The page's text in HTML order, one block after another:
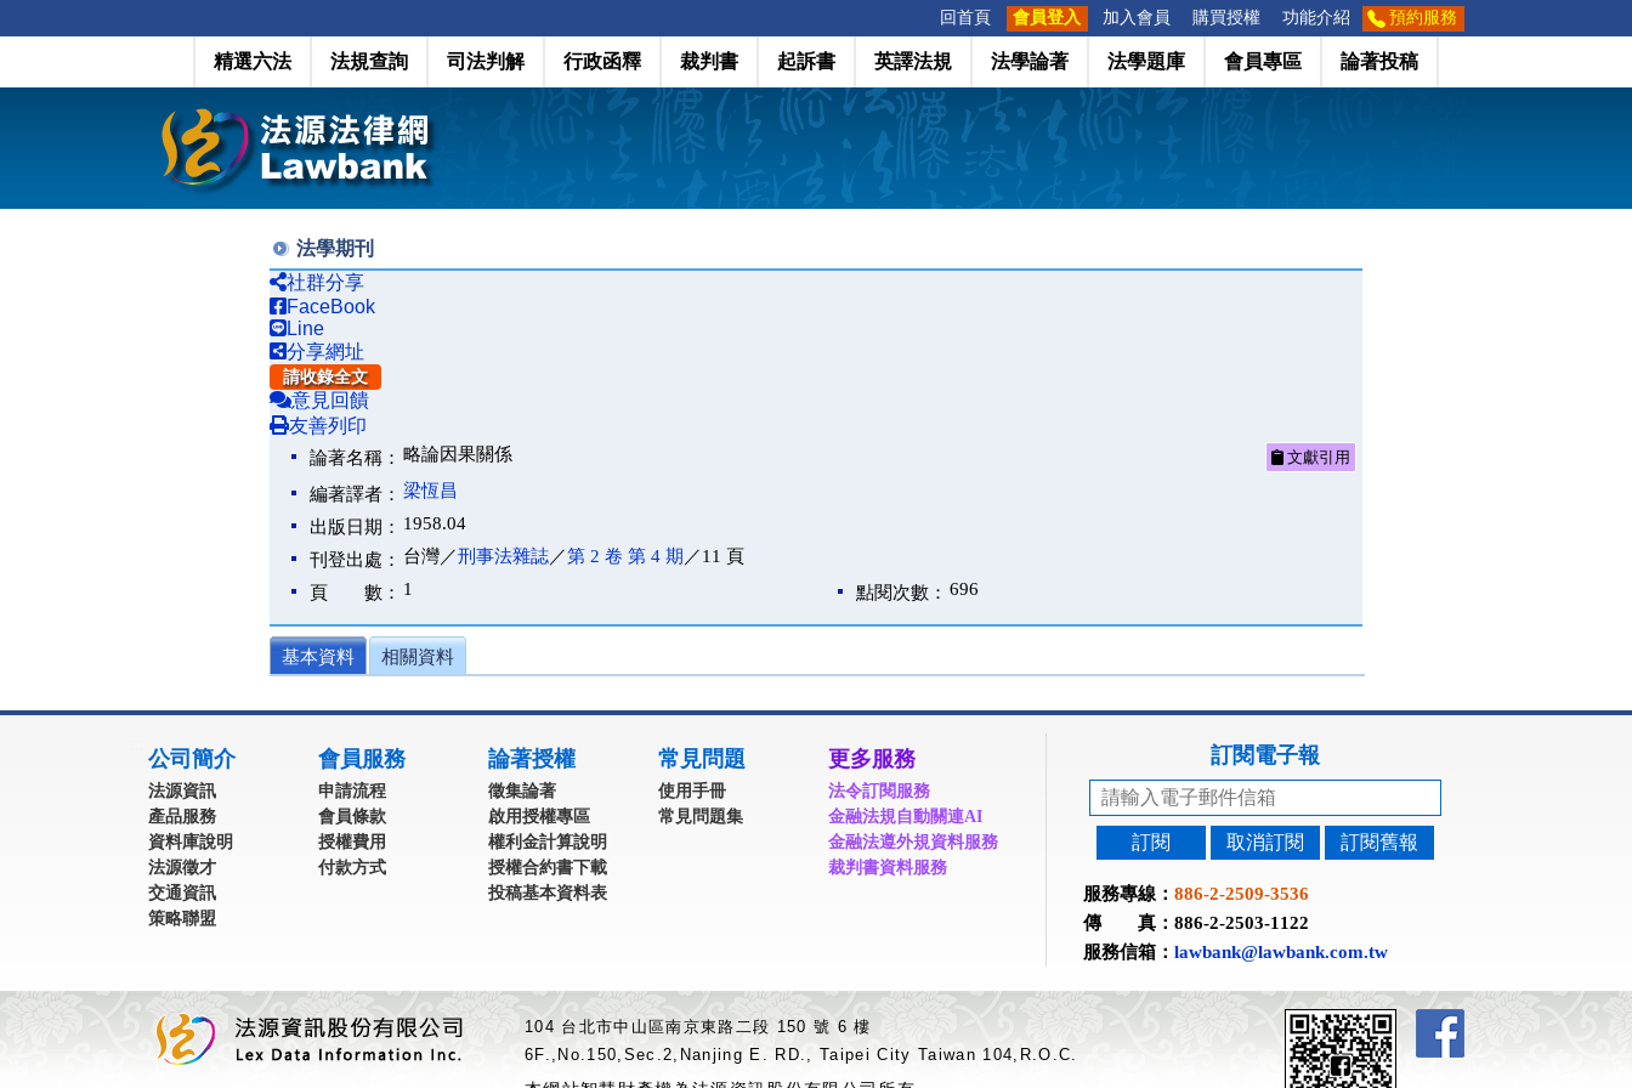
回首頁 會員登入 加入會員 購買授權 功能介紹 預約服務
精選六法 法規查詢 司法判解 行政函釋 裁判書 起訴書 英譯法規 法學論著 法學題庫 會員專區 論著投稿
法學期刊
社群分享
FaceBook
Line
分享網址
請收錄全文
意見回饋
友善列印
論著名稱： 略論因果關係 文獻引用
編著譯者： 梁恆昌
出版日期： 1958.04
刊登出處： 台灣／刑事法雜誌／第 2 卷 第 4 期 ／11 頁
頁 數： 1 點閱次數： 696
基本資料 相關資料
公司簡介
法源資訊
產品服務
資料庫說明
法源徵才
交通資訊
策略聯盟
會員服務
申請流程
會員條款
授權費用
付款方式
論著授權
徵集論著
啟用授權專區
權利金計算說明
授權合約書下載
投稿基本資料表
常見問題
使用手冊
常見問題集
更多服務
法令訂閱服務
金融法規自動關連AI
金融法遵外規資料服務
裁判書資料服務
訂閱電子報
訂閱 取消訂閱 訂閱舊報
服務專線： 886-2-2509-3536
傳 真：886-2-2503-1122
服務信箱： lawbank@lawbank.com.tw
104 台北市中山區南京東路二段 150 號 6 樓
6F.,No.150,Sec.2,Nanjing E. RD., Taipei City Taiwan 104,R.O.C.